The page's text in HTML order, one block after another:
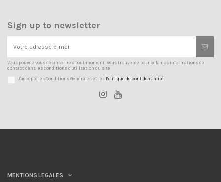
Sign up to newsletter
Vous pouvez vous désinscrire à tout moment. Vous trouverez pour cela nos informations de
contact dans les conditions d'utilisation du site.
J'accepte les Conditions Générales et les Politique de confidentialité
MENTIONS LEGALES